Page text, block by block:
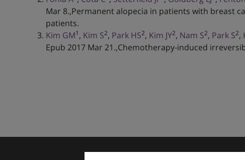
Mar 8.,Permanent alopecia in patients with breast
patients.
Kim GM1 , Kim S2, Park HS2, Kim JY2, Nam S2, Park S2,
Epub 2017 Mar 21.,Chemotherapy-induced